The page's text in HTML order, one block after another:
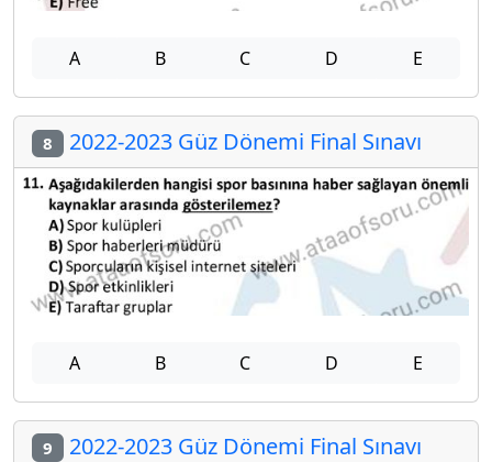
A B C D E
8 2022-2023 Güz Dönemi Final Sınavı
A B C D E
9 2022-2023 Güz Dönemi Final Sınavı